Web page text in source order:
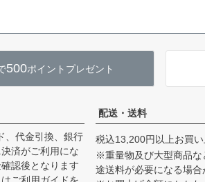
500ポイントプレゼント
、代金引換、銀行
済がご利用にな
認後となります
配送・送料
税込13,200円以上お買
※重量物及び大型商品な
途送料が必要になる場合